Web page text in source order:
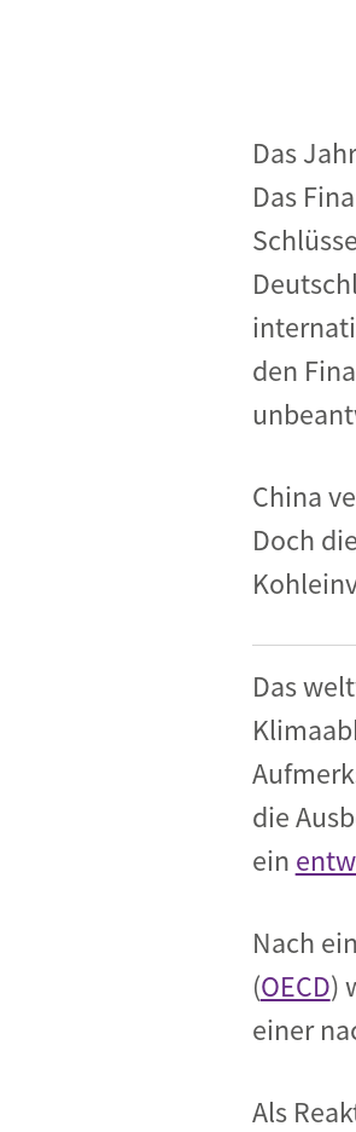
Das
Das
den
China
Doch
Das
die
ein
Nach
(OECD)
einer
Als